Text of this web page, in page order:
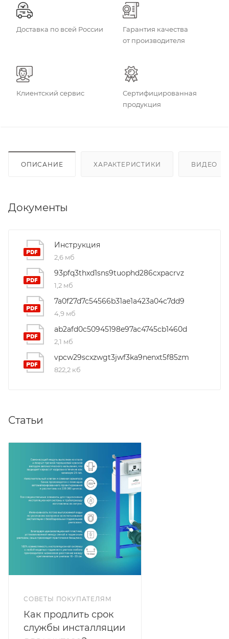
Доставка по всей России
Гарантия качества
от производителя
Клиентский сервис
Сертифицированная
продукция
ОПИСАНИЕ ХАРАКТЕРИСТИКИ ВИДЕО
Документы
Инструкция
2,6 мб
93pfq3thxd1sns9tuophd286cxpacrvz
1,2 мб
7a0f27d7c54566b31ae1a423a04c7dd9
4,9 мб
ab2afd0c50945198e97ac4745cb1460d
2,1 мб
vpcw29scxzwgt3jwf3ka9nenxt5f85zm
822,2 кб
Статьи
СОВЕТЫ ПОКУПАТЕЛЯМ
Как продлить срок
службы инсталляции